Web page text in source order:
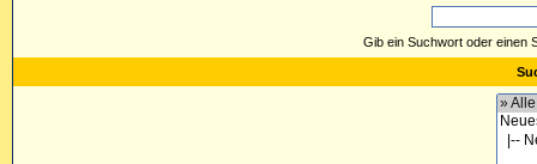
Gib ein Suchwort oder einen